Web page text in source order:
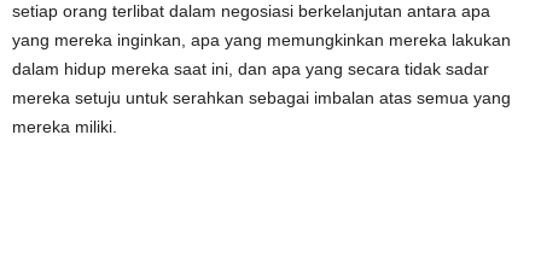
setiap orang terlibat dalam negosiasi berkelanjutan antara apa
yang mereka inginkan, apa yang memungkinkan mereka lakukan
dalam hidup mereka saat ini, dan apa yang secara tidak sadar
mereka setuju untuk serahkan sebagai imbalan atas semua yang
mereka miliki.